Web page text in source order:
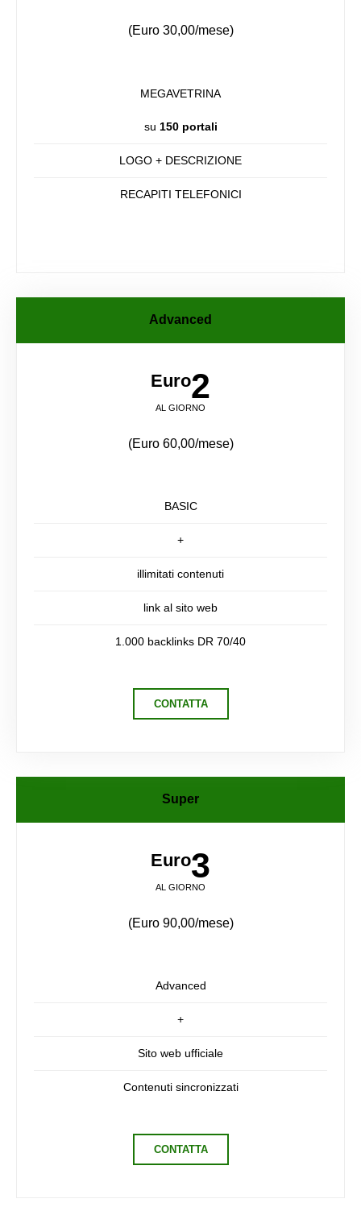
(Euro 30,00/mese)
MEGAVETRINA
su 150 portali
LOGO + DESCRIZIONE
RECAPITI TELEFONICI
Advanced
Euro2
AL GIORNO
(Euro 60,00/mese)
BASIC
+
illimitati contenuti
link al sito web
1.000 backlinks DR 70/40
CONTATTA
Super
Euro3
AL GIORNO
(Euro 90,00/mese)
Advanced
+
Sito web ufficiale
Contenuti sincronizzati
CONTATTA